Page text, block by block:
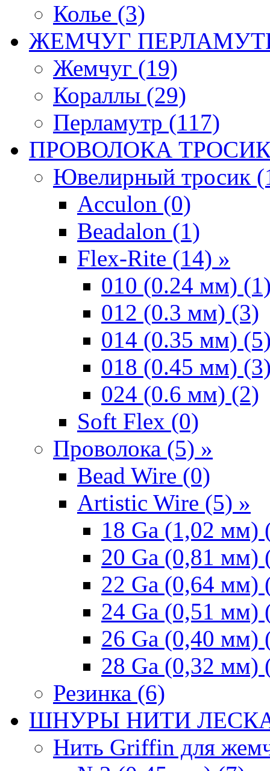
Колье (3)
ЖЕМЧУГ
Жемчуг (19)
Кораллы (29)
Перламутр (117)
ПРОВОЛОКА
Ювелирный тросик
Acculon (0)
Beadalon (1)
Flex-Rite (14) »
010 (0.24 мм)
012 (0.3 мм) (3)
014 (0.35 мм)
018 (0.45 мм)
024 (0.6 мм) (2)
Soft Flex (0)
Проволока (5) »
Bead Wire (0)
Artistic Wire (5) »
18 Ga (1,02 мм)
20 Ga (0,81 мм)
22 Ga (0,64 мм)
24 Ga (0,51 мм)
26 Ga (0,40 мм)
28 Ga (0,32 мм)
Резинка (6)
ШНУРЫ НИТИ
Нить Griffin для